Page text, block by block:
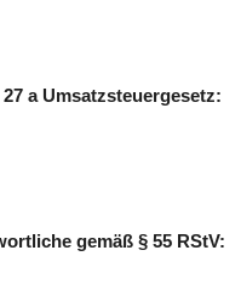
a Umsatzsteuergesetz:
gemäß § 55 RStV: